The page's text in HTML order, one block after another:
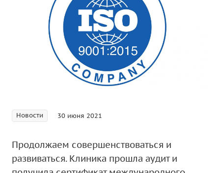
Новости 30 июня 2021
Продолжаем совершенствоваться и
развиваться. Клиника прошла аудит и